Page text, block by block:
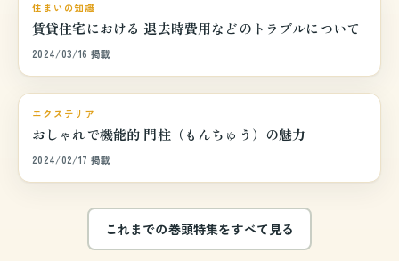
住まいの知識
賃貸住宅における 退去時費用などのトラブルについて
2024/03/16 掲載
巻頭特集
エクステリア
おしゃれで機能的 門柱（もんちゅう）の魅力
2024/02/17 掲載
これまでの巻頭特集をすべて見る